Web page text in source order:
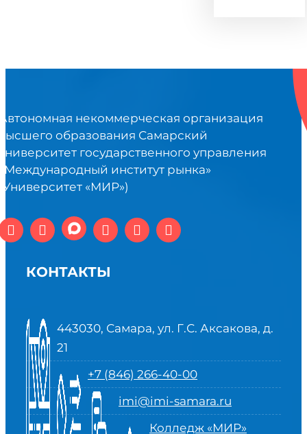
некоммерческая организация
образования Самарский
государственного управления
институт рынка»
«МИР»)
КОНТАКТЫ
443030, Самара, ул. Г.С. Аксакова, д.
21
+7 (846) 266-40-00
imi@imi-samara.ru
Колледж «МИР»